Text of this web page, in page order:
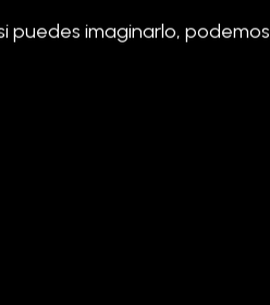
puedes imaginarlo, podemos